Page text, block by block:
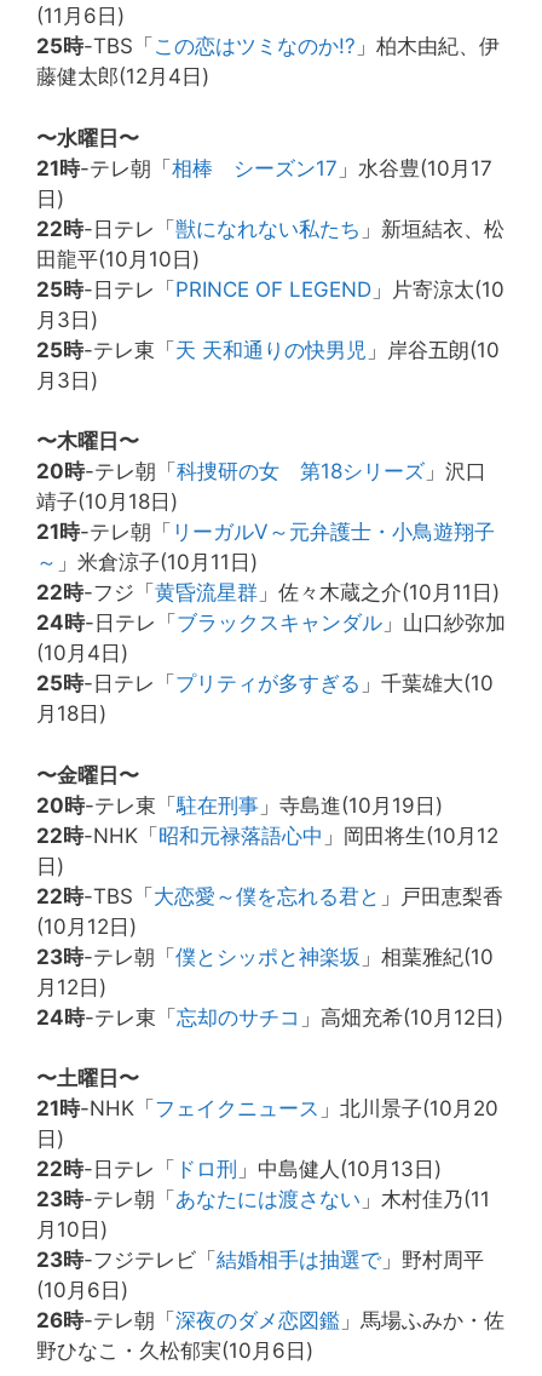
(11月6日)
25時-TBS「 この恋はツミなのか!? 」柏木由紀、伊
藤健太郎(12月4日)
〜水曜日〜
21時-テレ朝「相棒 シーズン17 」水谷豊(10月17
日)
22時-日テレ「獣になれない私たち 」新垣結衣、松
田龍平(10月10日)
25時-日テレ「PRINCE OF LEGEND 」片寄涼太(10
月3日)
25時-テレ東「天 天和通りの快男児 」岸谷五朗(10
月3日)
〜木曜日〜
20時-テレ朝「 科捜研の女 第18シリーズ 」沢口
靖子(10月18日)
21時-テレ朝「 リーガルV～元弁護士・小鳥遊翔子
～ 」米倉涼子(10月11日)
22時-フジ「 黄昏流星群 」佐々木蔵之介(10月11日)
24時-日テレ「 ブラックスキャンダル 」山口紗弥加
(10月4日)
25時-日テレ「 プリティが多すぎる 」千葉雄大(10
月18日)
〜金曜日〜
20時-テレ東「駐在刑事 」寺島進(10月19日)
22時-NHK「昭和元禄落語心中 」岡田将生(10月12
日)
22時-TBS「大恋愛～僕を忘れる君と 」戸田恵梨香
(10月12日)
23時-テレ朝「僕とシッポと神楽坂 」相葉雅紀(10
月12日)
24時-テレ東「忘却のサチコ 」高畑充希(10月12日)
〜土曜日〜
21時-NHK「 フェイクニュース 」北川景子(10月20
日)
22時-日テレ「 ドロ刑 」中島健人(10月13日)
23時-テレ朝「 あなたには渡さない 」木村佳乃(11
月10日)
23時-フジテレビ「 結婚相手は抽選で 」野村周平
(10月6日)
26時-テレ朝「 深夜のダメ恋図鑑 」馬場ふみか・佐
野ひなこ・久松郁実(10月6日)